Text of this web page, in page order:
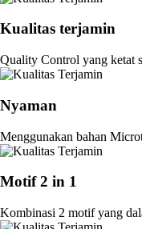
Kualitas terjamin
Quality Control yang ketat
Nyaman
Menggunakan bahan
Motif 2 in 1
Kombinasi 2 motif yang